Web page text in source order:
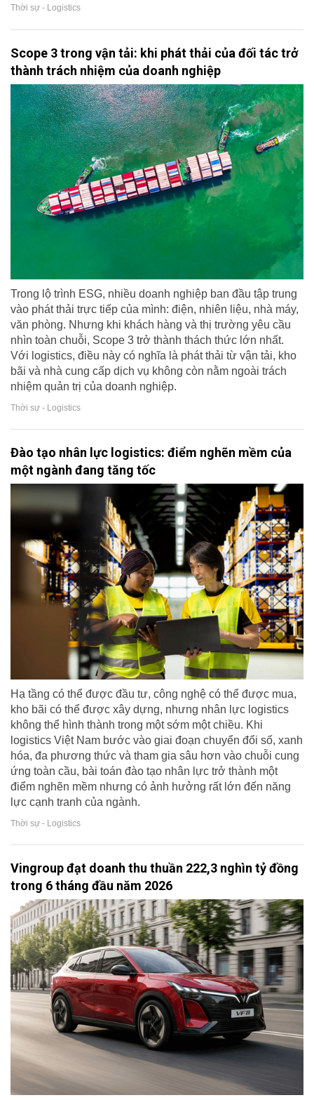
Thời sự - Logistics
Scope 3 trong vận tải: khi phát thải của đối tác trở
thành trách nhiệm của doanh nghiệp
Trong lộ trình ESG, nhiều doanh nghiệp ban đầu tập trung
vào phát thải trực tiếp của mình: điện, nhiên liệu, nhà máy,
văn phòng. Nhưng khi khách hàng và thị trường yêu cầu
nhìn toàn chuỗi, Scope 3 trở thành thách thức lớn nhất.
Với logistics, điều này có nghĩa là phát thải từ vận tải, kho
bãi và nhà cung cấp dịch vụ không còn nằm ngoài trách
nhiệm quản trị của doanh nghiệp.
Thời sự - Logistics
Đào tạo nhân lực logistics: điểm nghẽn mềm của
một ngành đang tăng tốc
Hạ tầng có thể được đầu tư, công nghệ có thể được mua,
kho bãi có thể được xây dựng, nhưng nhân lực logistics
không thể hình thành trong một sớm một chiều. Khi
logistics Việt Nam bước vào giai đoạn chuyển đổi số, xanh
hóa, đa phương thức và tham gia sâu hơn vào chuỗi cung
ứng toàn cầu, bài toán đào tạo nhân lực trở thành một
điểm nghẽn mềm nhưng có ảnh hưởng rất lớn đến năng
lực cạnh tranh của ngành.
Thời sự - Logistics
Vingroup đạt doanh thu thuần 222,3 nghìn tỷ đồng
trong 6 tháng đầu năm 2026